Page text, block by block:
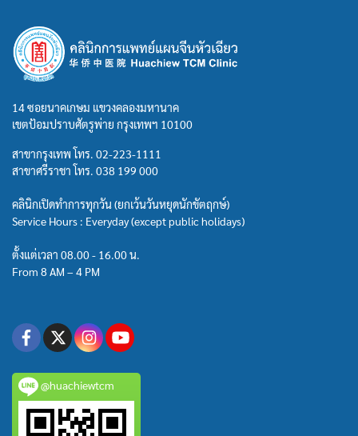
14 ซอยนาคเกษม แขวงคลองมหานาค
เขตป้อมปราบศัตรูพ่าย กรุงเทพฯ 10100
สาขากรุงเทพ โทร. 02-223-1111
สาขาศรีราชา โทร. 038 199 000
คลินิกเปิดทำการทุกวัน (ยกเว้นวันหยุดนักขัตฤกษ์)
Service Hours : Everyday (except public holidays)
ตั้งแต่เวลา 08.00 - 16.00 น.
From 8 AM – 4 PM
@huachiewtcm